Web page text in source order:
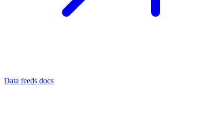
Data feeds docs